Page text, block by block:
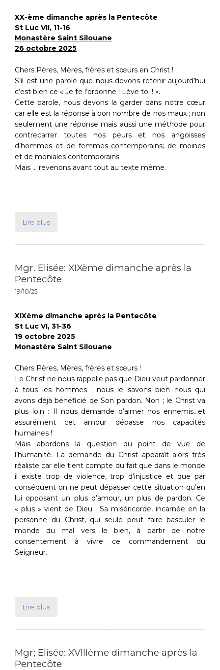
XX-ème dimanche après la Pentecôte
St Luc VII, 11-16
Monastère Saint Silouane
26 octobre 2025
Chers Pères, Mères, frères et sœurs en Christ !
S’il est une parole que nous devons retenir aujourd’hui
c’est bien ce « Je te l’ordonne ! Lève toi ! ».
Cette parole, nous devons la garder dans notre cœur
car elle est la réponse à bon nombre de nos maux ; non
seulement une réponse mais aussi une méthode pour
contrecarrer toutes nos peurs et nos angoisses
d’hommes et de femmes contemporains; de moines
et de moniales contemporains.
Mais … revenons avant tout au texte même.
Lire plus
Mgr. Elisée: XIXème dimanche après la
Pentecôte
19/10/25
XIXème dimanche après la Pentecôte
St Luc VI, 31-36
19 octobre 2025
Monastère Saint Silouane
Chers Pères, Mères, frères et sœurs !
Le Christ ne nous rappelle pas que Dieu veut pardonner
à tous les hommes ; nous le savons bien nous qui
avons déjà bénéficié de Son pardon. Non ; le Christ va
plus loin : Il nous demande d’aimer nos ennemis…et
assurément cet amour dépasse nos capacités
humaines !
Mais abordons la question du point de vue de
l’humanité. La demande du Christ apparaît alors très
réaliste car elle tient compte du fait que dans le monde
il existe trop de violence, trop d’injustice et que par
conséquent on ne peut dépasser cette situation qu’en
lui opposant un plus d’amour, un plus de pardon. Ce
« plus » vient de Dieu : Sa miséricorde, incarnée en la
personne du Christ, qui seule peut faire basculer le
monde du mal vers le bien, à partir de notre
consentement à vivre ce commandement du
Seigneur.
Lire plus
Mgr; Elisée: XVIIIème dimanche après la
Pentecôte